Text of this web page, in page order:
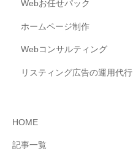
Webお任せパック
ホームページ制作
Webコンサルティング
リスティング広告の運用代行
HOME
記事一覧